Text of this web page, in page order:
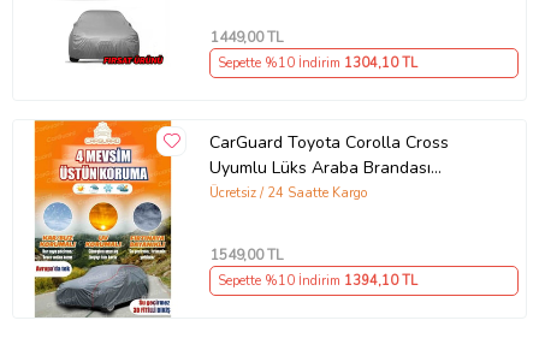
1449,00 TL
Sepette %10 İndirim 1304,10 TL
CarGuard Toyota Corolla Cross
Uyumlu Lüks Araba Brandası
Miflonlu Branda Oto Çadır Örtü
Ücretsiz / 24 Saatte Kargo
1549,00 TL
Sepette %10 İndirim 1394,10 TL